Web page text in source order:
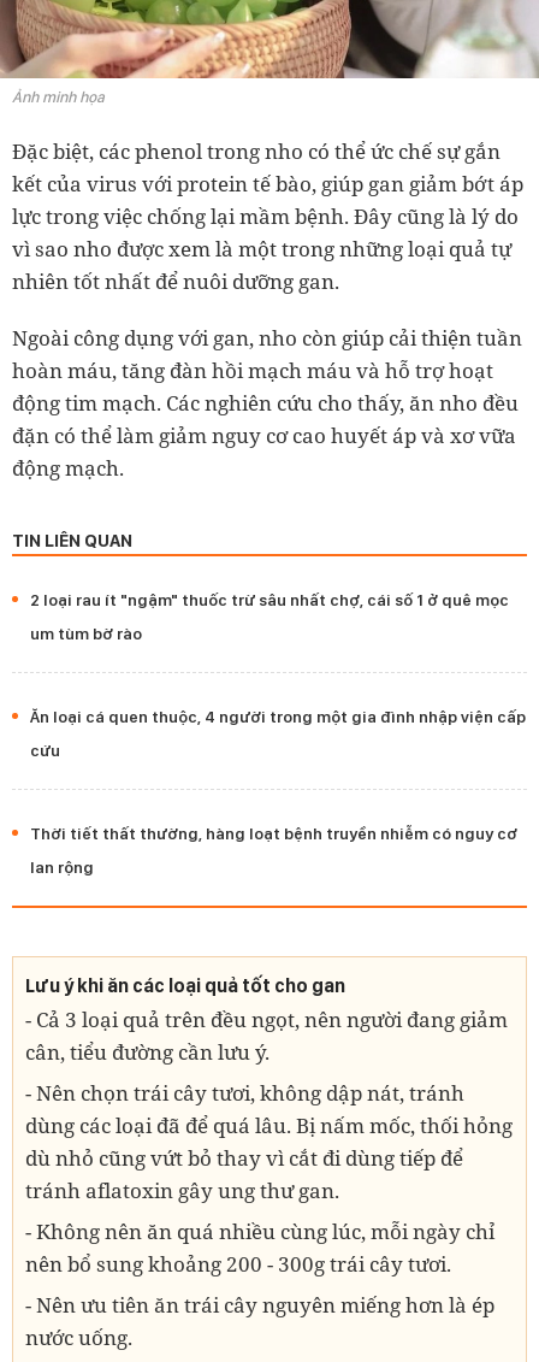
Ảnh minh họa
Đặc biệt, các phenol trong nho có thể ức chế sự gắn
kết của virus với protein tế bào, giúp gan giảm bớt áp
lực trong việc chống lại mầm bệnh. Đây cũng là lý do
vì sao nho được xem là một trong những loại quả tự
nhiên tốt nhất để nuôi dưỡng gan.
Ngoài công dụng với gan, nho còn giúp cải thiện tuần
hoàn máu, tăng đàn hồi mạch máu và hỗ trợ hoạt
động tim mạch. Các nghiên cứu cho thấy, ăn nho đều
đặn có thể làm giảm nguy cơ cao huyết áp và xơ vữa
động mạch.
TIN LIÊN QUAN
2 loại rau ít "ngậm" thuốc trừ sâu nhất chợ, cái số 1 ở quê mọc
um tùm bờ rào
Ăn loại cá quen thuộc, 4 người trong một gia đình nhập viện cấp
cứu
Thời tiết thất thường, hàng loạt bệnh truyền nhiễm có nguy cơ
lan rộng
Lưu ý khi ăn các loại quả tốt cho gan
- Cả 3 loại quả trên đều ngọt, nên người đang giảm
cân, tiểu đường cần lưu ý.
- Nên chọn trái cây tươi, không dập nát, tránh
dùng các loại đã để quá lâu. Bị nấm mốc, thối hỏng
dù nhỏ cũng vứt bỏ thay vì cắt đi dùng tiếp để
tránh aflatoxin gây ung thư gan.
- Không nên ăn quá nhiều cùng lúc, mỗi ngày chỉ
nên bổ sung khoảng 200 - 300g trái cây tươi.
- Nên ưu tiên ăn trái cây nguyên miếng hơn là ép
nước uống.